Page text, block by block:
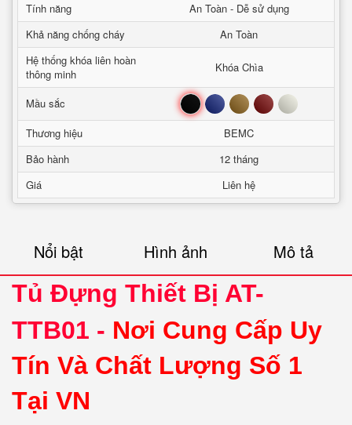
Tính năng
An Toàn - Dễ sử dụng
Khả năng chống cháy
An Toàn
Hệ thống khóa liên hoàn
thông minh
Khóa Chìa
Mầu sắc Đen Xanh Nâu Đỏ Trắng
Thương hiệu
BEMC
Bảo hành
12 tháng
Giá
Liên hệ
Nổi bật Hình ảnh Mô tả
Tủ Đựng Thiết Bị AT-
TTB01 - Nơi Cung Cấp Uy
Tín Và Chất Lượng Số 1
Tại VN